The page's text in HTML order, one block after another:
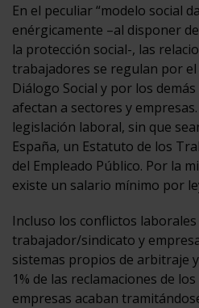
En el peculiar “modelo social
enérgicamente –al disponer
la protección social-, las
trabajadores se regulan por el
Diálogo Social y por los
afectan a sectores y
legislación laboral, sin que
España, un Estatuto de los
del Empleado Público. Por la
existe un salario mínimo por
Incluso los conflictos
trabajador/sindicato y
sistemas propios de arbitraje
1% de las reclamaciones de
empresas acaban